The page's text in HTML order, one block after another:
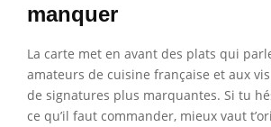
manquer
La carte met en avant des plats qui
amateurs de cuisine française et aux
de signatures plus marquantes. Si tu
ce qu’il faut commander, mieux vaut